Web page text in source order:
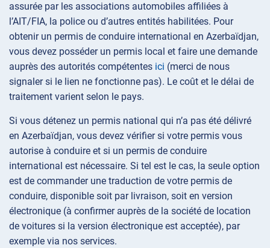
assurée par les associations automobiles affiliées à
l’AIT/FIA, la police ou d’autres entités habilitées. Pour
obtenir un permis de conduire international en Azerbaïdjan,
vous devez posséder un permis local et faire une demande
auprès des autorités compétentes ici (merci de nous
signaler si le lien ne fonctionne pas). Le coût et le délai de
traitement varient selon le pays.
Si vous détenez un permis national qui n’a pas été délivré
en Azerbaïdjan, vous devez vérifier si votre permis vous
autorise à conduire et si un permis de conduire
international est nécessaire. Si tel est le cas, la seule option
est de commander une traduction de votre permis de
conduire, disponible soit par livraison, soit en version
électronique (à confirmer auprès de la société de location
de voitures si la version électronique est acceptée), par
exemple via nos services.